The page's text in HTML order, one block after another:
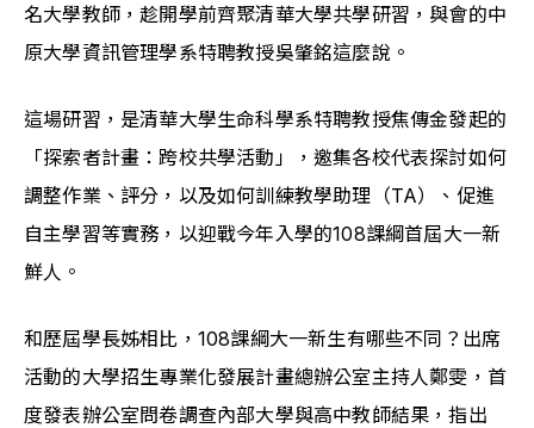
名大學教師，趁開學前齊聚清華大學共學研習，與會的中
原大學資訊管理學系特聘教授吳肇銘這麼說。
這場研習，是清華大學生命科學系特聘教授焦傳金發起的
「探索者計畫：跨校共學活動」，邀集各校代表探討如何
調整作業、評分，以及如何訓練教學助理（TA）、促進
自主學習等實務，以迎戰今年入學的108課綱首屆大一新
鮮人。
和歷屆學長姊相比，108課綱大一新生有哪些不同？出席
活動的大學招生專業化發展計畫總辦公室主持人鄭雯，首
度發表辦公室問卷調查內部大學與高中教師結果，指出